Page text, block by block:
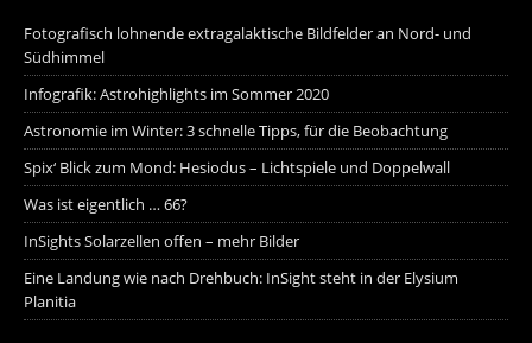
Fotografisch lohnende extragalaktische Bildfelder an Nord- und
Südhimmel
Infografik: Astrohighlights im Sommer 2020
Astronomie im Winter: 3 schnelle Tipps, für die Beobachtung
Spix‘ Blick zum Mond: Hesiodus – Lichtspiele und Doppelwall
Was ist eigentlich … 66?
InSights Solarzellen offen – mehr Bilder
Eine Landung wie nach Drehbuch: InSight steht in der Elysium
Planitia